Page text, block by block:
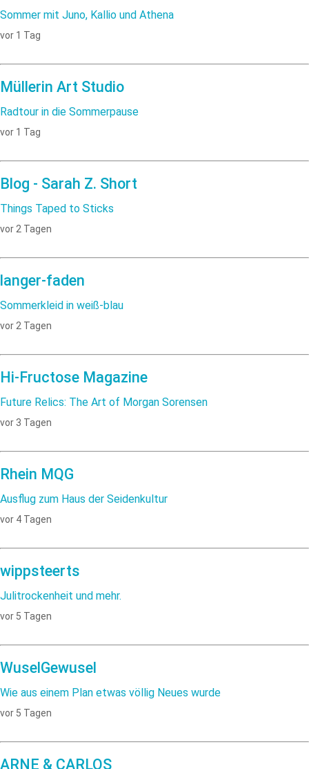
Sommer mit Juno, Kallio und Athena
vor 1 Tag
Müllerin Art Studio
Radtour in die Sommerpause
vor 1 Tag
Blog - Sarah Z. Short
Things Taped to Sticks
vor 2 Tagen
langer-faden
Sommerkleid in weiß-blau
vor 2 Tagen
Hi-Fructose Magazine
Future Relics: The Art of Morgan Sorensen
vor 3 Tagen
Rhein MQG
Ausflug zum Haus der Seidenkultur
vor 4 Tagen
wippsteerts
Julitrockenheit und mehr.
vor 5 Tagen
WuselGewusel
Wie aus einem Plan etwas völlig Neues wurde
vor 5 Tagen
ARNE & CARLOS